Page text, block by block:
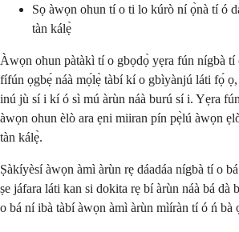
Sọ àwọn ohun tí o ti lo kúrò ní ọ̀nà tí ó
tàn kálẹ̀
Àwọn ohun pàtàkì tí o gbọdọ̀ yẹra fún nígbà tí
fífún ọgbẹ́ náà mọ́lẹ̀ tàbí kí o gbìyànjú láti fọ́
inú jù sí i kí ó sì mú àrùn náà burú sí i. Yẹra
àwọn ohun èlò ara ẹni miiran pín pẹ̀lú àwọn
tàn kálẹ̀.
Ṣàkíyèsí àwọn àmì àrùn rẹ dáadáa nígbà tí o
ṣe jáfara láti kan si dokita rẹ bí àrùn náà bá dà
o bá ní ibà tàbí àwọn àmì àrùn mìíràn tí ó ń bà